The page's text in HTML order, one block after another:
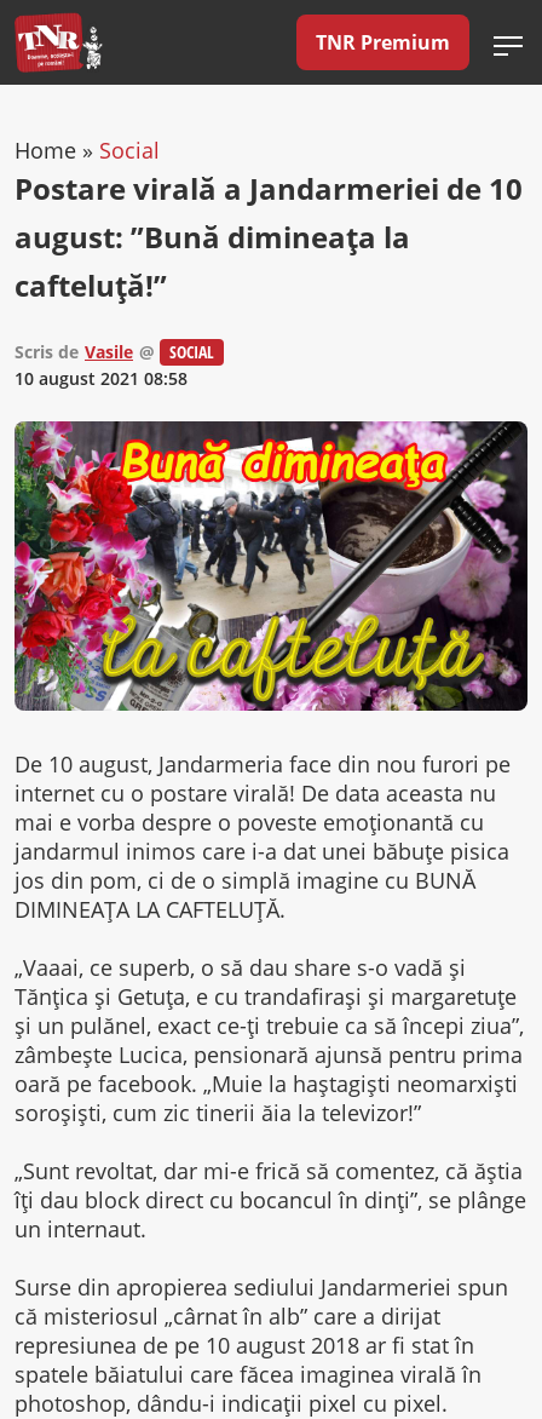
TNR Premium
Home » Social
Postare virală a Jandarmeriei de 10
august: ”Bună dimineața la
cafteluță!”
Scris de Vasile @
SOCIAL
10 august 2021 08:58
De 10 august, Jandarmeria face din nou furori pe
internet cu o postare virală! De data aceasta nu
mai e vorba despre o poveste emoţionantă cu
jandarmul inimos care i-a dat unei băbuţe pisica
jos din pom, ci de o simplă imagine cu BUNĂ
DIMINEAŢA LA CAFTELUŢĂ.
„Vaaai, ce superb, o să dau share s-o vadă şi
Tănţica şi Getuţa, e cu trandafiraşi şi margaretuţe
şi un pulănel, exact ce-ţi trebuie ca să începi ziua”,
zâmbeşte Lucica, pensionară ajunsă pentru prima
oară pe facebook. „Muie la haştagişti neomarxişti
soroşişti, cum zic tinerii ăia la televizor!”
„Sunt revoltat, dar mi-e frică să comentez, că ăştia
îţi dau block direct cu bocancul în dinţi”, se plânge
un internaut.
Surse din apropierea sediului Jandarmeriei spun
că misteriosul „cârnat în alb” care a dirijat
represiunea de pe 10 august 2018 ar fi stat în
spatele băiatului care făcea imaginea virală în
photoshop, dându-i indicaţii pixel cu pixel.